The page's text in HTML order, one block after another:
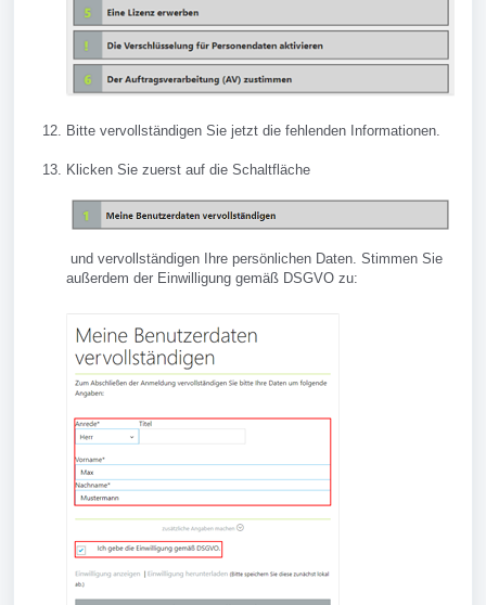
Bitte vervollständigen Sie jetzt die fehlenden Informationen.
Klicken Sie zuerst auf die Schaltfläche
und vervollständigen Ihre persönlichen Daten. Stimmen Sie
außerdem der Einwilligung gemäß DSGVO zu: